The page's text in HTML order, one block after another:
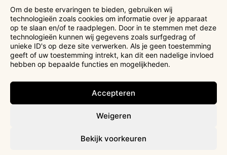
Om de beste ervaringen te bieden, gebruiken wij
technologieën zoals cookies om informatie over je apparaat
op te slaan en/of te raadplegen. Door in te stemmen met deze
technologieën kunnen wij gegevens zoals surfgedrag of
unieke ID's op deze site verwerken. Als je geen toestemming
geeft of uw toestemming intrekt, kan dit een nadelige invloed
hebben op bepaalde functies en mogelijkheden.
Accepteren
Weigeren
Bekijk voorkeuren
Inschrijvingsvoorwaarden
Bezoekersvoorwaarden
Huurvoorwaarden
Privacyverklaring
Ticketverkoop